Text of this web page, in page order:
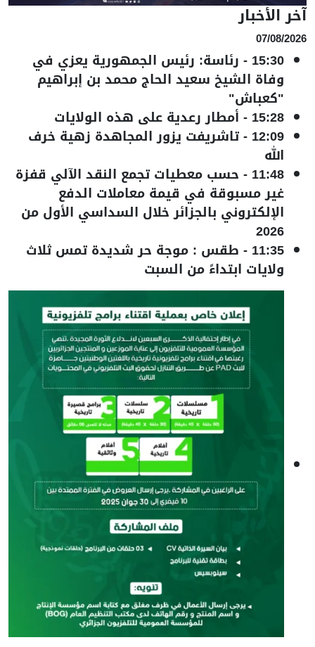
آخر الأخبار
07/08/2026
15:30
- رئاسة: رئيس الجمهورية يعزي في
وفاة الشيخ سعيد الحاج محمد بن إبراهيم
"كعباش"
15:28
- أمطار رعدية على هذه الولايات
12:09
-تاشريفت يزور المجاهدة زهية خرف
الله
11:48
- حسب معطيات تجمع النقد الآلي قفزة
غير مسبوقة في قيمة معاملات الدفع
الإلكتروني بالجزائر خلال السداسي الأول من
2026
11:35
- طقس : موجة حر شديدة تمس ثلاث
ولايات ابتداءً من السبت